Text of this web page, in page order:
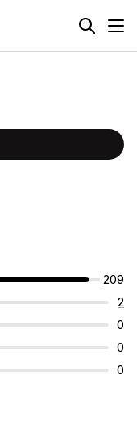
209
2
0
0
0